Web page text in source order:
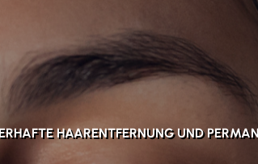
HAARENTFERNUNG UND